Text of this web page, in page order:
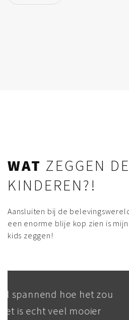
WAT ZEGGEN DE
KINDEREN?!
Aansluiten bij de
een enorme blije kop zien is
kids zeggen!
Tim heeft een
gemaakt voor onze